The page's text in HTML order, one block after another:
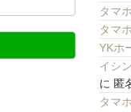
タマ
タマ
YKホ
イシ
に 匿
タマ